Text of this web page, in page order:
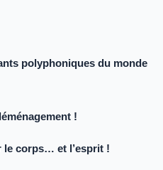
polyphoniques du monde
!
le corps… et l’esprit !